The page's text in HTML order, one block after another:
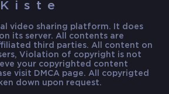
Kiste
video sharing platform. It does
its server. All contents are
third parties. All content on
Violation of copyright is not
your copyrighted content
visit DMCA page. All copyrigted
down upon request.